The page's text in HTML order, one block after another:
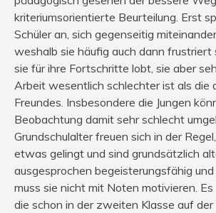
kriteriumsorientierte Beurteilung. Erst
Schüler an, sich gegenseitig
weshalb sie häufig auch dann frustriert
sie für ihre Fortschritte lobt, sie aber
Arbeit wesentlich schlechter ist als die
Freundes. Insbesondere die Jungen
Beobachtung damit sehr schlecht
Grundschulalter freuen sich in der
etwas gelingt und sind grundsätzlich
ausgesprochen begeisterungsfähig
muss sie nicht mit Noten motivieren. Es
die schon in der zweiten Klasse auf